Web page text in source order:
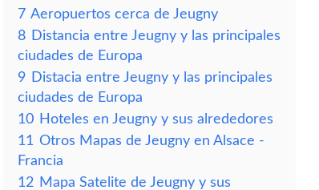
7 Aeropuertos cerca de Jeugny
8 Distancia entre Jeugny y las principales
ciudades de Europa
9 Distacia entre Jeugny y las principales
ciudades de Europa
10 Hoteles en Jeugny y sus alrededores
11 Otros Mapas de Jeugny en Alsace -
Francia
12 Mapa Satelite de Jeugny y sus